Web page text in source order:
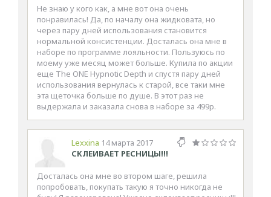
Не знаю у кого как, а мне вот она очень
понравилась! Да, по началу она жидковата, но
через пару дней использования становится
нормальной консистенции. Досталась она мне в
наборе по программе лояльности. Пользуюсь по
моему уже месяц может больше. Купила по акции
еще The ONE Hypnotic Depth и спустя пару дней
использования вернулась к старой, все таки мне
эта щеточка больше по душе. В этот раз не
выдержала и заказала снова в наборе за 499р.
Lexxina 14 марта 2017
СКЛЕИВАЕТ РЕСНИЦЫ!!!
Досталась она мне во втором шаге, решила
попробовать, покупать такую я точно никогда не